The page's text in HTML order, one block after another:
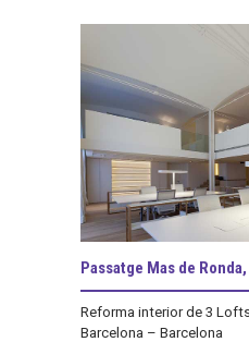
Passatge Mas de Ronda,
Reforma interior de 3
Barcelona – Barcelona